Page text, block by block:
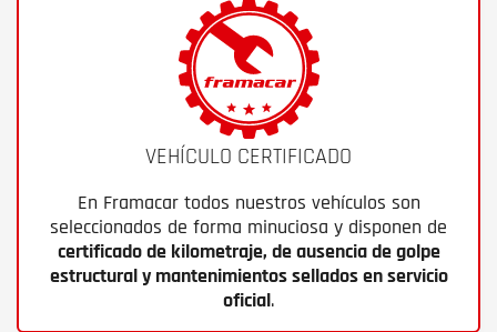
VEHÍCULO CERTIFICADO
En Framacar todos nuestros vehículos son
seleccionados de forma minuciosa y disponen de
certificado de kilometraje, de ausencia de golpe
estructural y mantenimientos sellados en servicio
oficial.